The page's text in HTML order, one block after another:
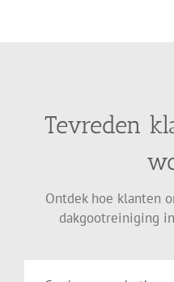
Tevreden
Ontdek hoe klanten
dakgootreiniging